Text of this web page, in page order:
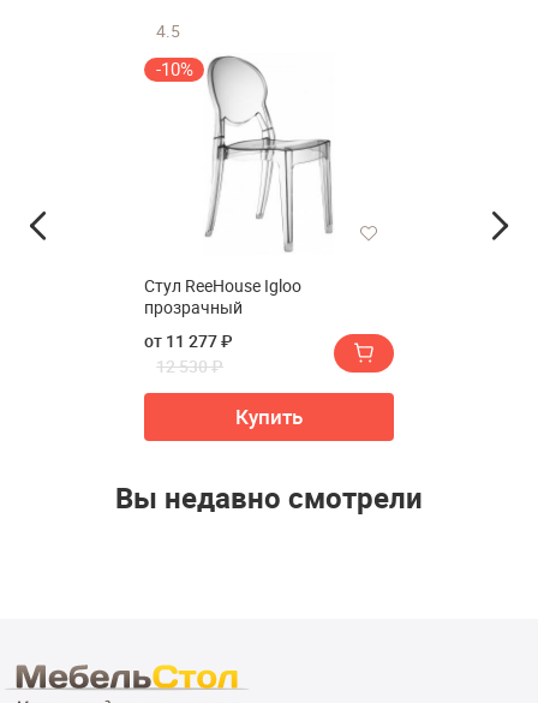
4.5
-10%
Стул ReeHouse Igloo
прозрачный
от 11 277 ₽
12 530 ₽
Купить
Вы недавно смотрели